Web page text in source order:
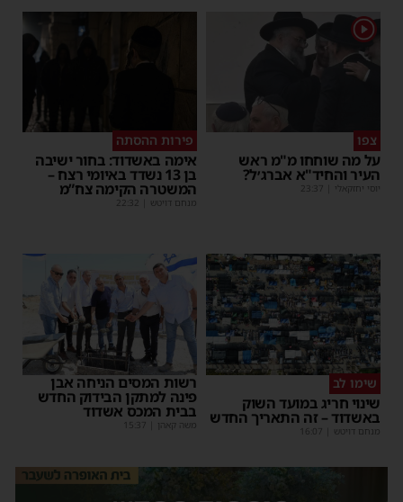
1
צפו
על מה שוחחו מ"מ ראש
העיר והחיד"א אברג׳ל?
יוסי יחזקאלי 23:37
פירות ההסתה
אימה באשדוד: בחור ישיבה
בן 13 נשדד באיומי רצח –
המשטרה הקימה צח”מ
מנחם דויטש 22:32
שימו לב
שינוי חריג במועד השוק
באשדוד – זה התאריך החדש
מנחם דויטש 16:07
רשות המסים הניחה אבן
פינה למתקן הבידוק החדש
בבית המכס אשדוד
משה קאהן 15:37